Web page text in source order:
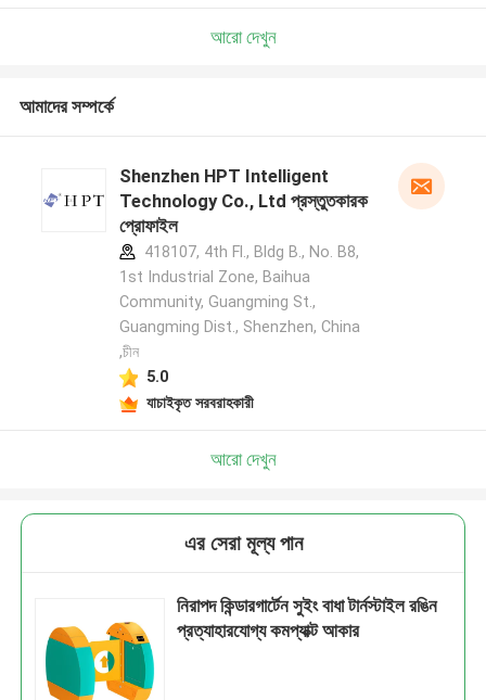
আরো দেখুন
আমাদের সম্পর্কে
Shenzhen HPT Intelligent
Technology Co., Ltd প্রস্তুতকারক
প্রোফাইল
418107, 4th Fl., Bldg B., No. B8,
1st Industrial Zone, Baihua
Community, Guangming St.,
Guangming Dist., Shenzhen, China
,চীন
5.0
যাচাইকৃত সরবরাহকারী
আরো দেখুন
এর সেরা মূল্য পান
নিরাপদ কিন্ডারগার্টেন সুইং বাধা টার্নস্টাইল রঙিন
প্রত্যাহারযোগ্য কমপ্যাক্ট আকার